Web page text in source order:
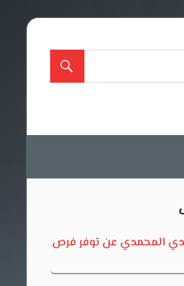
المحمدي عن توفر فرص